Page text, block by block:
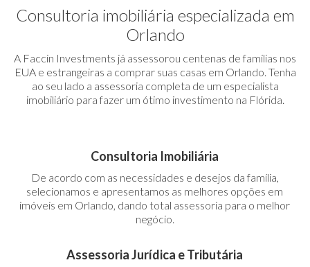
Consultoria imobiliária especializada em
Orlando
A Faccin Investments já assessorou centenas de famílias nos
EUA e estrangeiras a comprar suas casas em Orlando. Tenha
ao seu lado a assessoria completa de um especialista
imobiliário para fazer um ótimo investimento na Flórida.
Consultoria Imobiliária
De acordo com as necessidades e desejos da família,
selecionamos e apresentamos as melhores opções em
imóveis em Orlando, dando total assessoria para o melhor
negócio.
Assessoria Jurídica e Tributária